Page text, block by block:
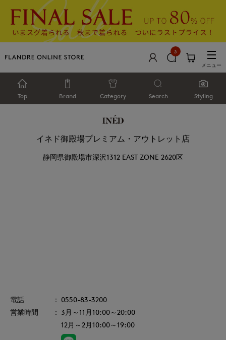
3
メニュー
Top Brand Category Search Styling
イネド御殿場プレミアム・アウトレット店
静岡県御殿場市深沢1312 EAST ZONE 2620区
0550-83-3200
3月～11月10:00～20:00
12月～2月10:00～19:00